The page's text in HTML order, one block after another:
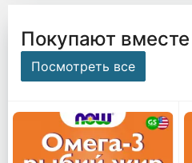
Покупают вместе
Посмотреть все